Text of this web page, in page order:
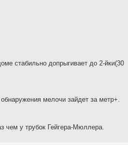
стабильно допрыгивает до 2-йки(30
мелочи зайдет за метр+.
чем у трубок Гейгера-Мюллера.